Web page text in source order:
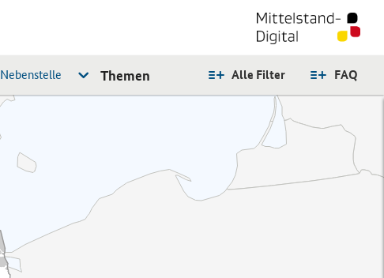
FAQ
Alle Filter
Nebenstelle Themen